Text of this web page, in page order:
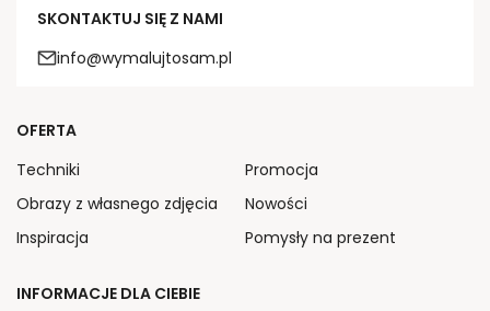
SKONTAKTUJ SIĘ Z NAMI
info@wymalujtosam.pl
OFERTA
Techniki
Obrazy z własnego zdjęcia
Inspiracja
Promocja
Nowości
Pomysły na prezent
INFORMACJE DLA CIEBIE